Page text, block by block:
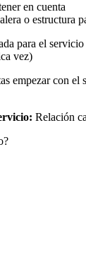
en cuenta
o estructura
para el servicio
vez)
empezar con el
Relación